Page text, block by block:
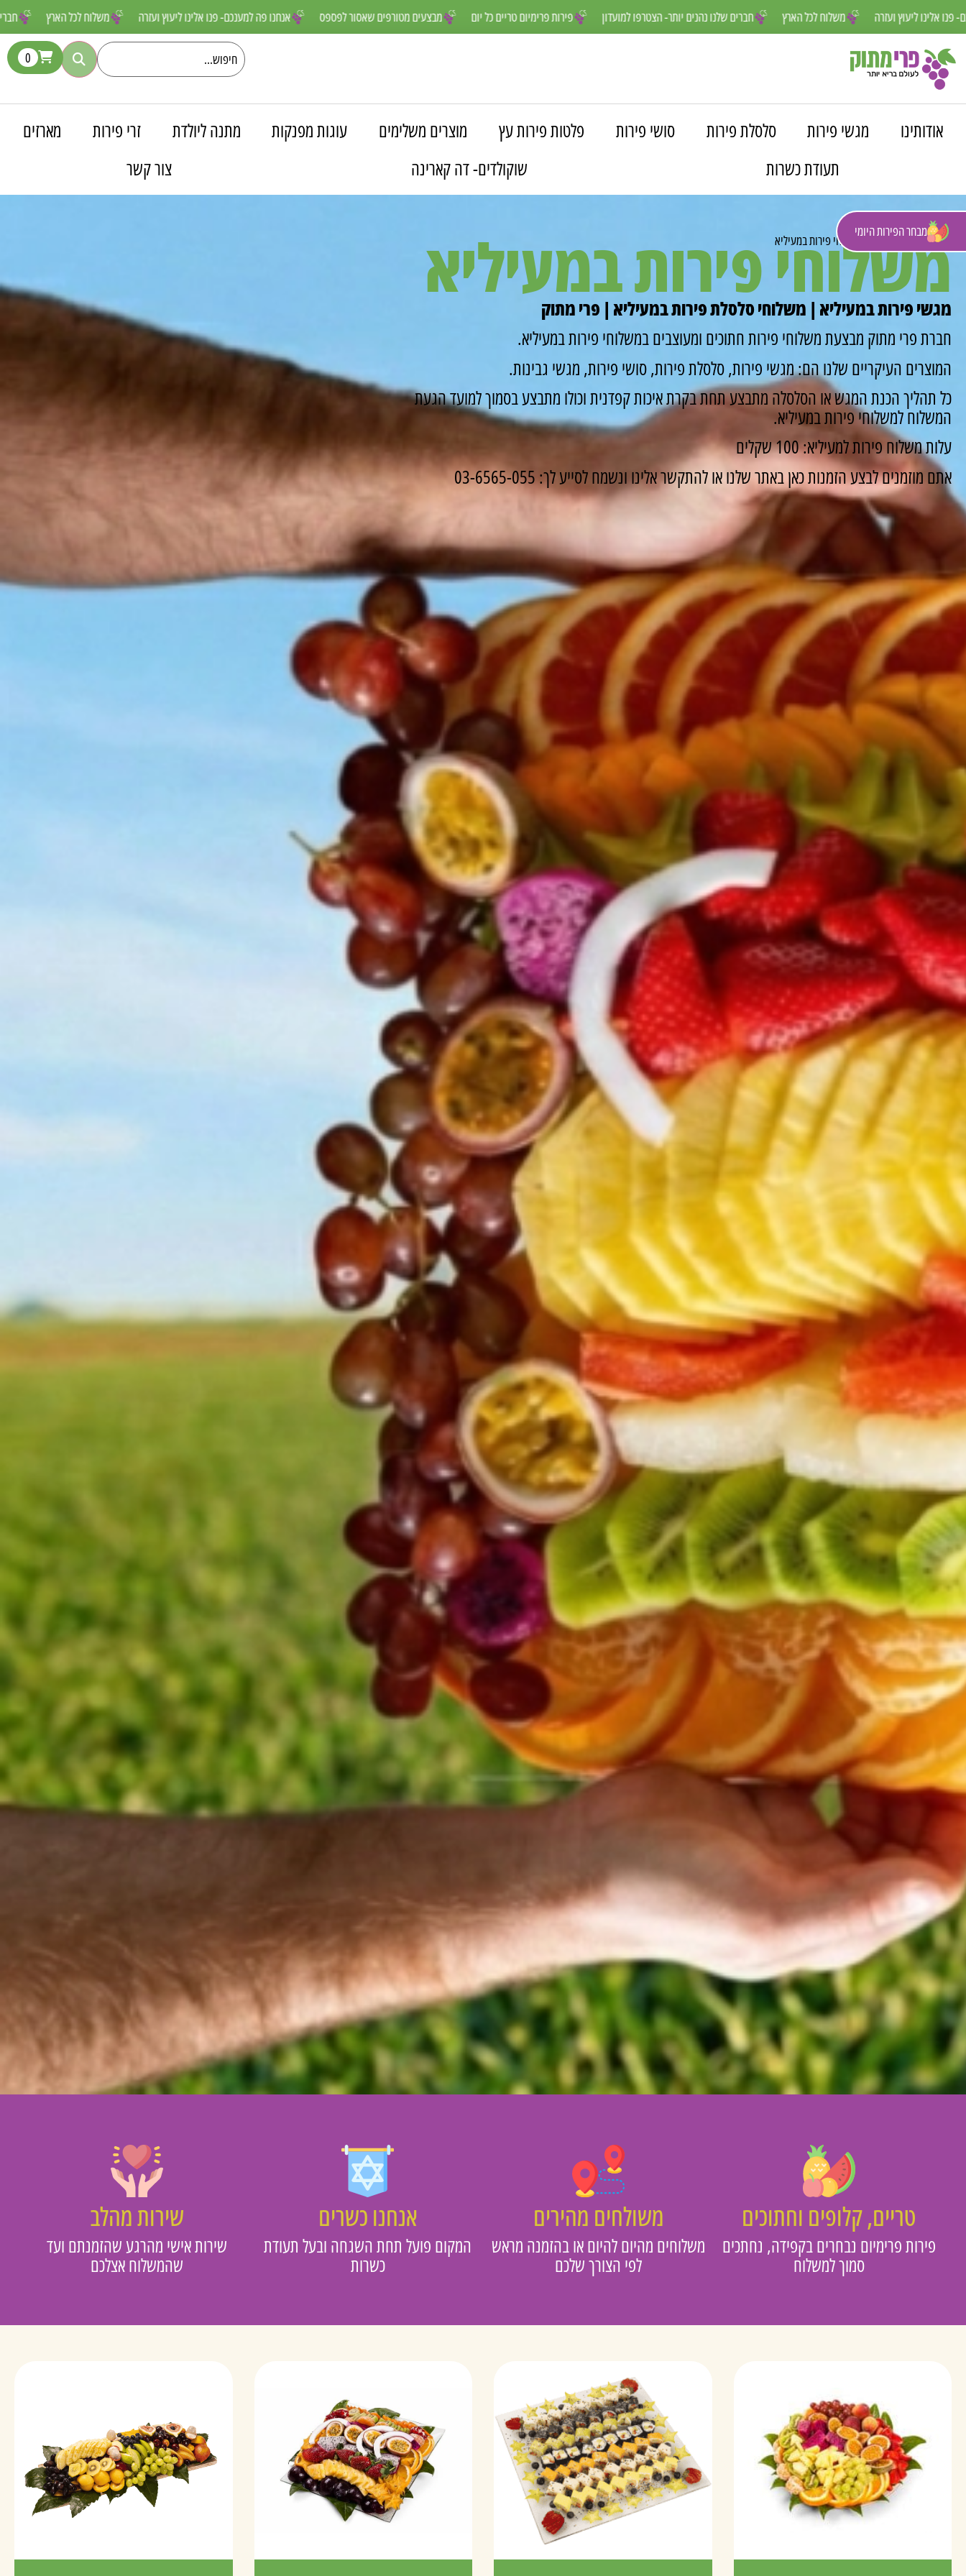
משלוח לכל אנחנו פה למענכם- פנו אלינו ליעוץ ועזרה מבצעים מטורפים שאסור לפספס פירות פרימיום טריים כל יום חברים שלנו נהנים יותר- הצטרפו למועדון משלוח לכל הארץ פה למענכם- פנו אלינו ליעוץ ועזרה
מבחר הפירות היומי
0
אודותינו מגשי פירות סלסלת פירות סושי פירות פלטות פירות עץ מוצרים משלימים עוגות מפנקות מתנה ליולדת זרי פירות
מארזים
תעודת כשרות
שוקולדים- דה קארינה צור קשר
פרי מתוק» משלוחים»משלוחי פירות במעיליא
משלוחי פירות במעיליא
מגשי פירות במעיליא | משלוחי סלסלת פירות במעיליא | פרי מתוק
חברת פרי מתוק מבצעת משלוחי פירות חתוכים ומעוצבים במשלוחי פירות במעיליא.
המוצרים העיקריים שלנו הם: מגשי פירות, סלסלת פירות, סושי פירות, מגשי גבינות.
כל תהליך הכנת המגש או הסלסלה מתבצע תחת בקרת איכות קפדנית וכולו מתבצע בסמוך למועד הגעת
המשלוח למשלוחי פירות במעיליא.
עלות משלוח פירות למעיליא: 100 שקלים
אתם מוזמנים לבצע הזמנות כאן באתר שלנו או להתקשר אלינו ונשמח לסייע לך: 03-6565-055
טריים, קלופים וחתוכים
פירות פרימיום נבחרים בקפידה, נחתכים
סמוך למשלוח
משולחים מהירים
משלוחים מהיום להיום או בהזמנה מראש
לפי הצורך שלכם
אנחנו כשרים
המקום פועל תחת השגחה ובעל תעודת
כשרות
שירות מהלב
שירות אישי מהרגע שהזמנתם ועד
שהמשלוח אצלכם